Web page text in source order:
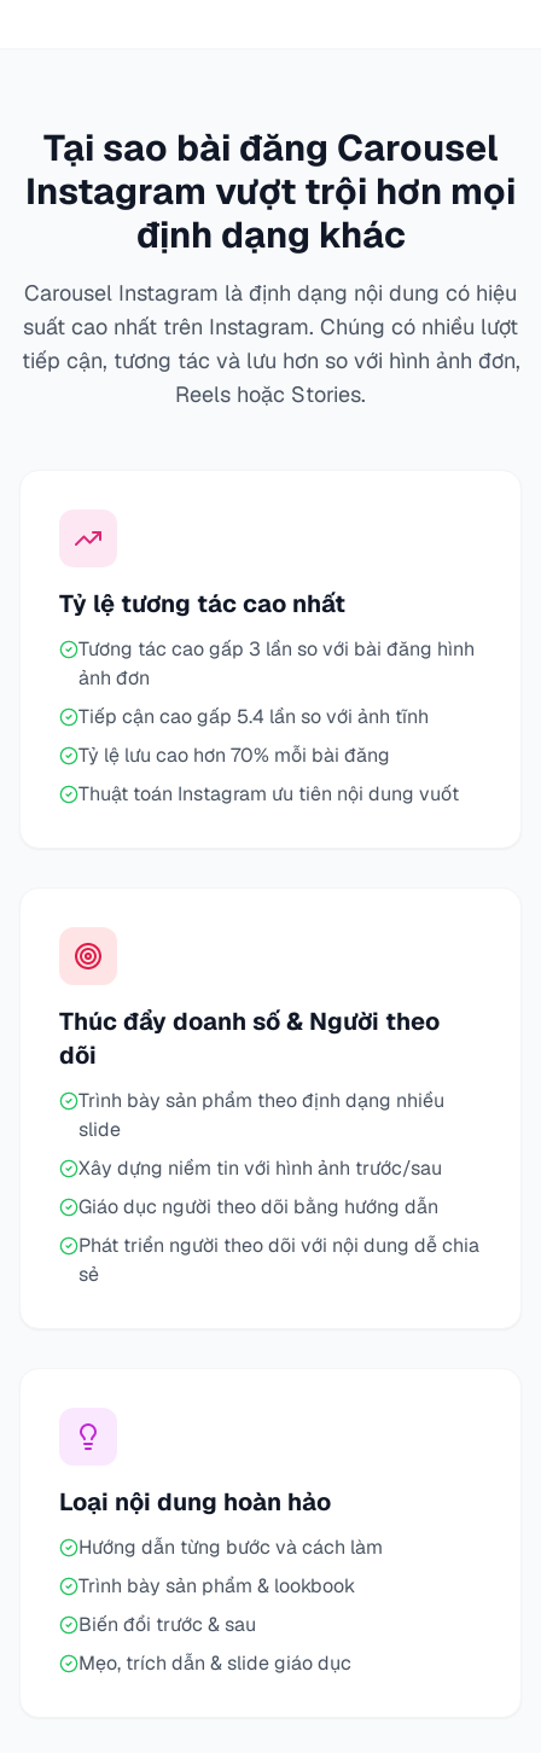
Tại sao bài đăng Carousel
Instagram vượt trội hơn mọi
định dạng khác
Carousel Instagram là định dạng nội dung có hiệu
suất cao nhất trên Instagram. Chúng có nhiều lượt
tiếp cận, tương tác và lưu hơn so với hình ảnh đơn,
Reels hoặc Stories.
Tỷ lệ tương tác cao nhất
Tương tác cao gấp 3 lần so với bài đăng hình
ảnh đơn
Tiếp cận cao gấp 5.4 lần so với ảnh tĩnh
Tỷ lệ lưu cao hơn 70% mỗi bài đăng
Thuật toán Instagram ưu tiên nội dung vuốt
Thúc đẩy doanh số & Người theo
dõi
Trình bày sản phẩm theo định dạng nhiều
slide
Xây dựng niềm tin với hình ảnh trước/sau
Giáo dục người theo dõi bằng hướng dẫn
Phát triển người theo dõi với nội dung dễ chia
sẻ
Loại nội dung hoàn hảo
Hướng dẫn từng bước và cách làm
Trình bày sản phẩm & lookbook
Biến đổi trước & sau
Mẹo, trích dẫn & slide giáo dục